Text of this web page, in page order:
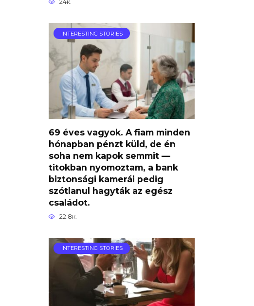
24к.
INTERESTING STORIES
69 éves vagyok. A fiam minden
hónapban pénzt küld, de én
soha nem kapok semmit —
titokban nyomoztam, a bank
biztonsági kamerái pedig
szótlanul hagyták az egész
családot.
22.8к.
INTERESTING STORIES